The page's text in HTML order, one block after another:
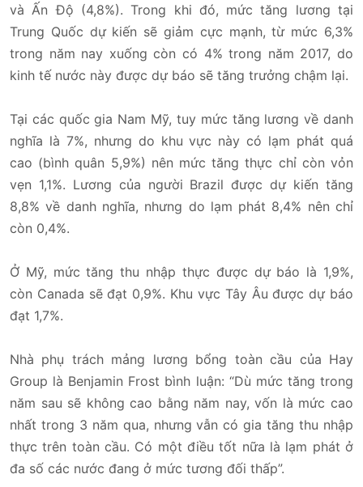
và Ấn Độ (4,8%). Trong khi đó, mức tăng lương tại
Trung Quốc dự kiến sẽ giảm cực mạnh, từ mức 6,3%
trong năm nay xuống còn có 4% trong năm 2017, do
kinh tế nước này được dự báo sẽ tăng trưởng chậm lại.
Tại các quốc gia Nam Mỹ, tuy mức tăng lương về danh
nghĩa là 7%, nhưng do khu vực này có lạm phát quá
cao (bình quân 5,9%) nên mức tăng thực chỉ còn vỏn
vẹn 1,1%. Lương của người Brazil được dự kiến tăng
8,8% về danh nghĩa, nhưng do lạm phát 8,4% nên chỉ
còn 0,4%.
Ở Mỹ, mức tăng thu nhập thực được dự báo là 1,9%,
còn Canada sẽ đạt 0,9%. Khu vực Tây Âu được dự báo
đạt 1,7%.
Nhà phụ trách mảng lương bổng toàn cầu của Hay
Group là Benjamin Frost bình luận: “Dù mức tăng trong
năm sau sẽ không cao bằng năm nay, vốn là mức cao
nhất trong 3 năm qua, nhưng vẫn có gia tăng thu nhập
thực trên toàn cầu. Có một điều tốt nữa là lạm phát ở
đa số các nước đang ở mức tương đối thấp”.